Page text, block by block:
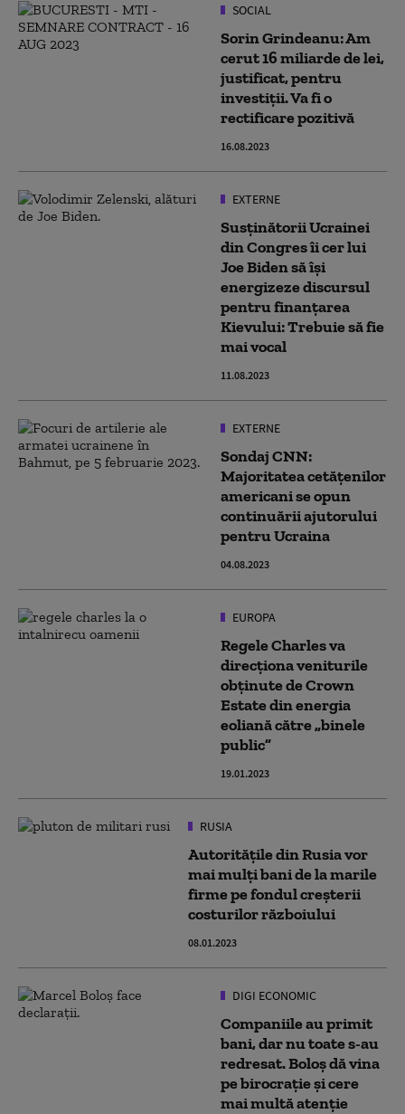
SOCIAL
Sorin Grindeanu: Am
cerut 16 miliarde de lei,
justificat, pentru
investiții. Va fi o
rectificare pozitivă
16.08.2023
EXTERNE
Susținătorii Ucrainei
din Congres îi cer lui
Joe Biden să își
energizeze discursul
pentru finanțarea
Kievului: Trebuie să fie
mai vocal
11.08.2023
EXTERNE
Sondaj CNN:
Majoritatea cetățenilor
americani se opun
continuării ajutorului
pentru Ucraina
04.08.2023
EUROPA
Regele Charles va
direcţiona veniturile
obţinute de Crown
Estate din energia
eoliană către „binele
public”
19.01.2023
RUSIA
Autoritățile din Rusia vor
mai mulţi bani de la marile
firme pe fondul creşterii
costurilor războiului
08.01.2023
DIGI ECONOMIC
Companiile au primit
bani, dar nu toate s-au
redresat. Boloș dă vina
pe birocrație și cere
mai multă atenție